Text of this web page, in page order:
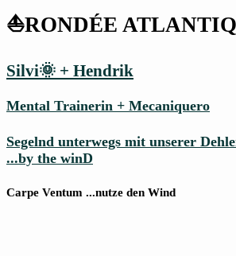
⛵RONDÉE
Silvi🌞 + Hendrik
Mental Trainerin + Mecaniquero
Segelnd unterwegs mit unserer
...by the winD
Carpe Ventum ...nutze den Wind